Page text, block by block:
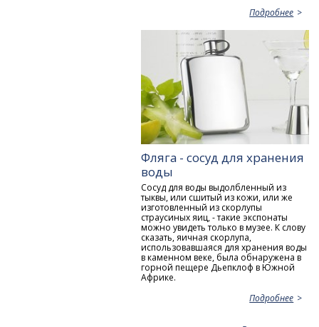
Подробнее
Фляга - сосуд для хранения
воды
Сосуд для воды выдолбленный из
тыквы, или сшитый из кожи, или же
изготовленный из скорлупы
страусиных яиц, - такие экспонаты
можно увидеть только в музее. К слову
сказать, яичная скорлупа,
использовавшаяся для хранения воды
в каменном веке, была обнаружена в
горной пещере Дьепклоф в Южной
Африке.
Подробнее